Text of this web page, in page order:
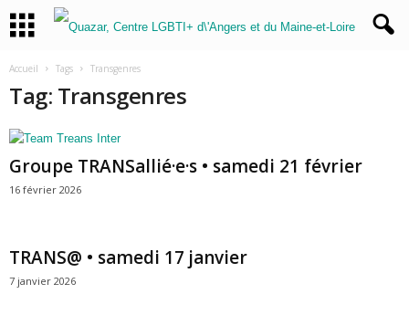
Accueil Tags Transgenres
Tag: Transgenres
Groupe TRANSallié·e·s • samedi 21 février
16 février 2026
TRANS@ • samedi 17 janvier
7 janvier 2026